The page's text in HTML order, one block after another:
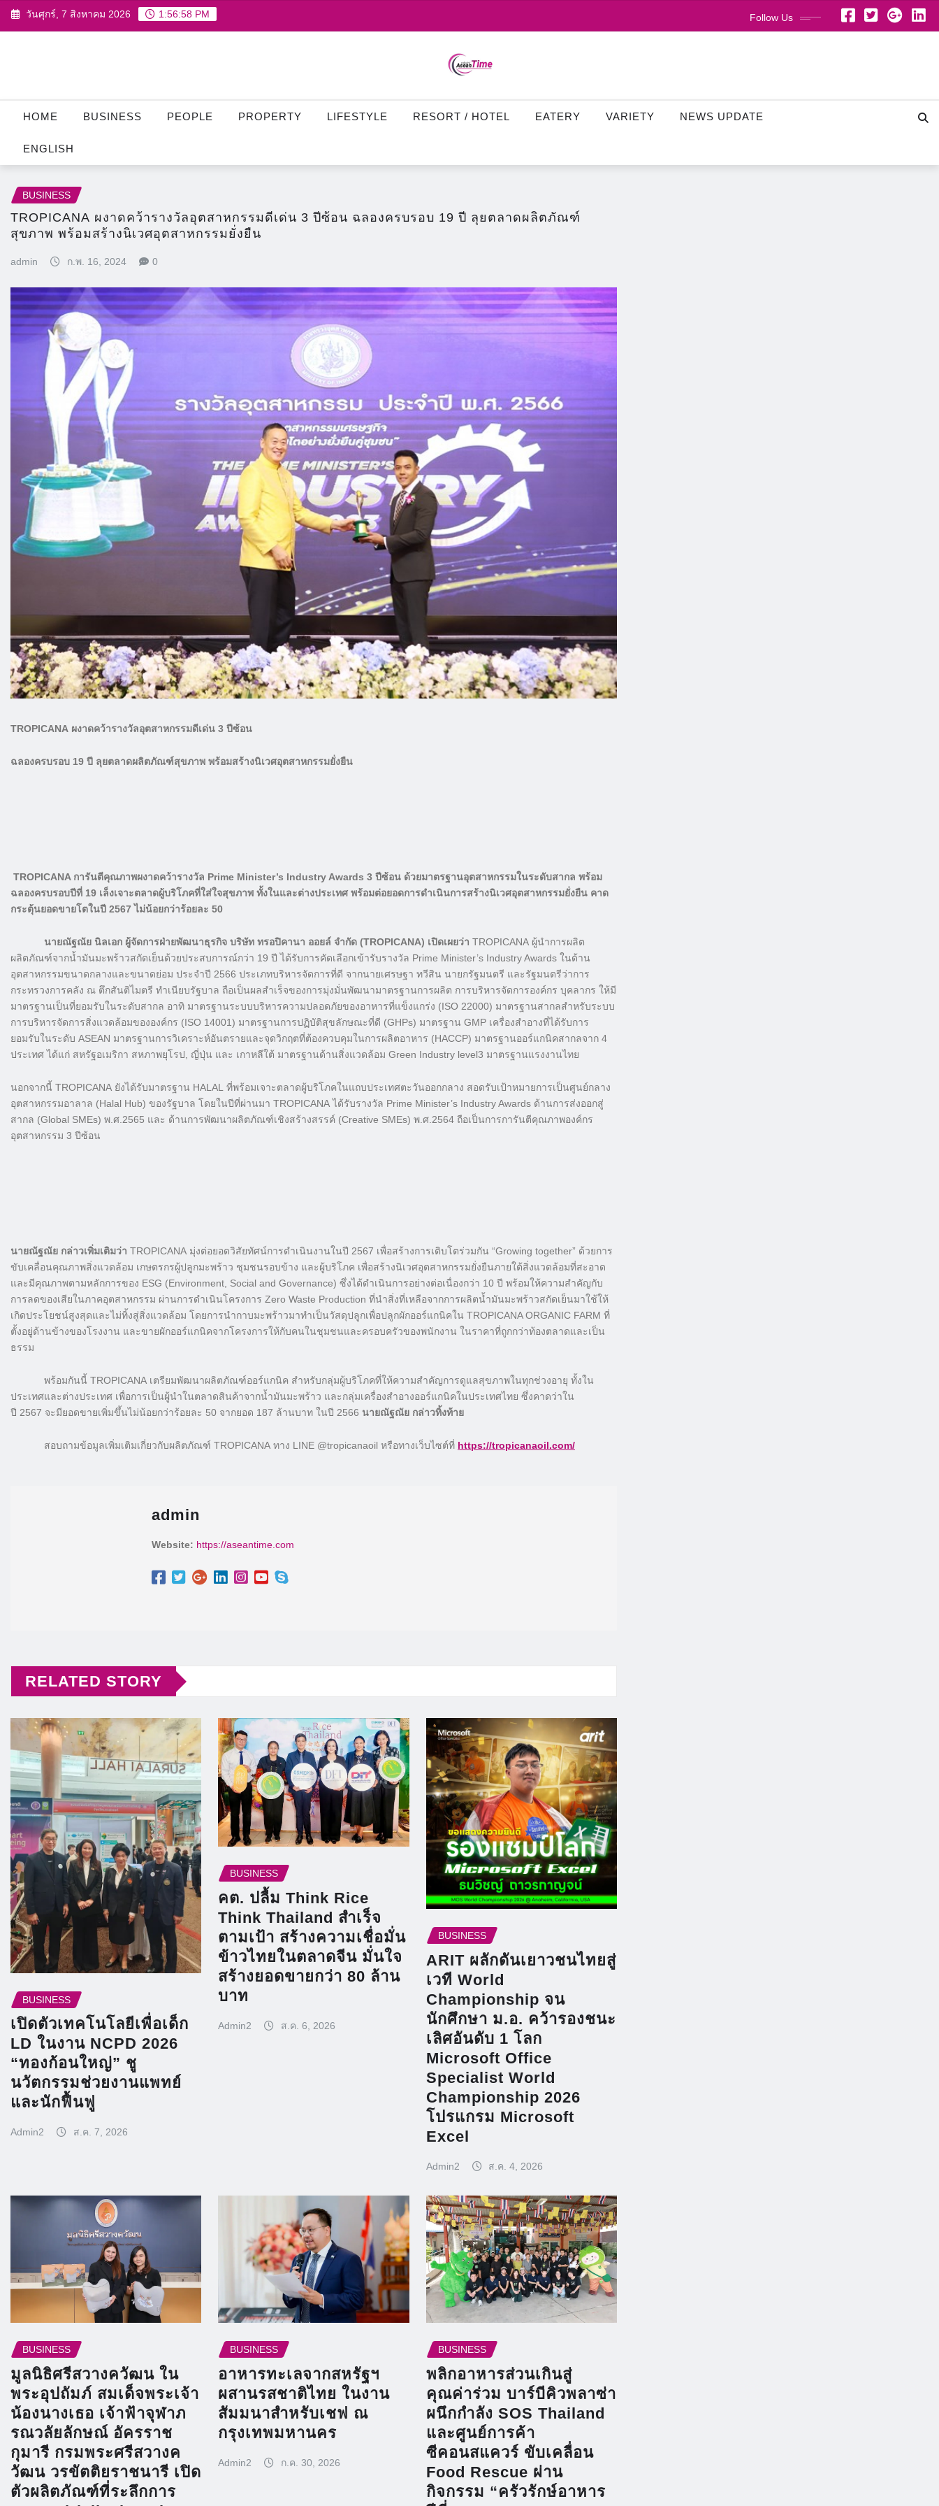
Skip วันศุกร์, 7 สิงหาคม 2026 1:56:59 PM Follow Us
HOME BUSINESS PEOPLE PROPERTY LIFESTYLE RESORT / HOTEL EATERY VARIETY NEWS UPDATE
ENGLISH
BUSINESS
TROPICANA ผงาดคว้ารางวัลอุตสาหกรรมดีเด่น 3 ปีซ้อน ฉลองครบรอบ 19 ปี ลุยตลาดผลิตภัณฑ์
สุขภาพ พร้อมสร้างนิเวศอุตสาหกรรมยั่งยืน
admin ก.พ. 16, 2024 0
TROPICANA ผงาดคว้ารางวัลอุตสาหกรรมดีเด่น 3 ปีซ้อน
ฉลองครบรอบ 19 ปี ลุยตลาดผลิตภัณฑ์สุขภาพ พร้อมสร้างนิเวศอุตสาหกรรมยั่งยืน
TROPICANA การันตีคุณภาพผงาดคว้ารางวัล Prime Minister’s Industry Awards 3 ปีซ้อน ด้วยมาตรฐานอุตสาหกรรมในระดับสากล พร้อม
ฉลองครบรอบปีที่ 19 เล็งเจาะตลาดผู้บริโภคที่ใส่ใจสุขภาพ ทั้งในและต่างประเทศ พร้อมต่อยอดการดำเนินการสร้างนิเวศอุตสาหกรรมยั่งยืน คาด
กระตุ้นยอดขายโตในปี 2567 ไม่น้อยกว่าร้อยละ 50
นายณัฐณัย นิลเอก ผู้จัดการฝ่ายพัฒนาธุรกิจ บริษัท ทรอปิคานา ออยล์ จำกัด (TROPICANA) เปิดเผยว่า TROPICANA ผู้นำการผลิต
ผลิตภัณฑ์จากน้ำมันมะพร้าวสกัดเย็นด้วยประสบการณ์กว่า 19 ปี ได้รับการคัดเลือกเข้ารับรางวัล Prime Minister’s Industry Awards ในด้าน
อุตสาหกรรมขนาดกลางและขนาดย่อม ประจำปี 2566 ประเภทบริหารจัดการที่ดี จากนายเศรษฐา ทวีสิน นายกรัฐมนตรี และรัฐมนตรีว่าการ
กระทรวงการคลัง ณ ตึกสันติไมตรี ทำเนียบรัฐบาล ถือเป็นผลสำเร็จของการมุ่งมั่นพัฒนามาตรฐานการผลิต การบริหารจัดการองค์กร บุคลากร ให้มี
มาตรฐานเป็นที่ยอมรับในระดับสากล อาทิ มาตรฐานระบบบริหารความปลอดภัยของอาหารที่แข็งแกร่ง (ISO 22000) มาตรฐานสากลสำหรับระบบ
การบริหารจัดการสิ่งแวดล้อมขององค์กร (ISO 14001) มาตรฐานการปฏิบัติสุขลักษณะที่ดี (GHPs) มาตรฐาน GMP เครื่องสำอางที่ได้รับการ
ยอมรับในระดับ ASEAN มาตรฐานการวิเคราะห์อันตรายและจุดวิกฤตที่ต้องควบคุมในการผลิตอาหาร (HACCP) มาตรฐานออร์แกนิคสากลจาก 4
ประเทศ ได้แก่ สหรัฐอเมริกา สหภาพยุโรป, ญี่ปุ่น และ เกาหลีใต้ มาตรฐานด้านสิ่งแวดล้อม Green Industry level3 มาตรฐานแรงงานไทย
นอกจากนี้ TROPICANA ยังได้รับมาตรฐาน HALAL ที่พร้อมเจาะตลาดผู้บริโภคในแถบประเทศตะวันออกกลาง สอดรับเป้าหมายการเป็นศูนย์กลาง
อุตสาหกรรมอาลาล (Halal Hub) ของรัฐบาล โดยในปีที่ผ่านมา TROPICANA ได้รับรางวัล Prime Minister’s Industry Awards ด้านการส่งออกสู่
สากล (Global SMEs) พ.ศ.2565 และ ด้านการพัฒนาผลิตภัณฑ์เชิงสร้างสรรค์ (Creative SMEs) พ.ศ.2564 ถือเป็นการการันตีคุณภาพองค์กร
อุตสาหกรรม 3 ปีซ้อน
นายณัฐณัย กล่าวเพิ่มเติมว่า TROPICANA มุ่งต่อยอดวิสัยทัศน์การดำเนินงานในปี 2567 เพื่อสร้างการเติบโตร่วมกัน “Growing together” ด้วยการ
ขับเคลื่อนคุณภาพสิ่งแวดล้อม เกษตรกรผู้ปลูกมะพร้าว ชุมชนรอบข้าง และผู้บริโภค เพื่อสร้างนิเวศอุตสาหกรรมยั่งยืนภายใต้สิ่งแวดล้อมที่สะอาด
และมีคุณภาพตามหลักการของ ESG (Environment, Social and Governance) ซึ่งได้ดำเนินการอย่างต่อเนื่องกว่า 10 ปี พร้อมให้ความสำคัญกับ
การลดของเสียในภาคอุตสาหกรรม ผ่านการดำเนินโครงการ Zero Waste Production ที่นำสิ่งที่เหลือจากการผลิตน้ำมันมะพร้าวสกัดเย็นมาใช้ให้
เกิดประโยชน์สูงสุดและไม่ทิ้งสู่สิ่งแวดล้อม โดยการนำกาบมะพร้าวมาทำเป็นวัสดุปลูกเพื่อปลูกผักออร์แกนิคใน TROPICANA ORGANIC FARM ที่
ตั้งอยู่ด้านข้างของโรงงาน และขายผักออร์แกนิคจากโครงการให้กับคนในชุมชนและครอบครัวของพนักงาน ในราคาที่ถูกกว่าท้องตลาดและเป็น
ธรรม
พร้อมกันนี้ TROPICANA เตรียมพัฒนาผลิตภัณฑ์ออร์แกนิค สำหรับกลุ่มผู้บริโภคที่ให้ความสำคัญการดูแลสุขภาพในทุกช่วงอายุ ทั้งใน
ประเทศและต่างประเทศ เพื่อการเป็นผู้นำในตลาดสินค้าจากน้ำมันมะพร้าว และกลุ่มเครื่องสำอางออร์แกนิคในประเทศไทย ซึ่งคาดว่าใน
ปี 2567 จะมียอดขายเพิ่มขึ้นไม่น้อยกว่าร้อยละ 50 จากยอด 187 ล้านบาท ในปี 2566 นายณัฐณัย กล่าวทิ้งท้าย
สอบถามข้อมูลเพิ่มเติมเกี่ยวกับผลิตภัณฑ์ TROPICANA ทาง LINE @tropicanaoil หรือทางเว็บไซต์ที่ https://tropicanaoil.com/
admin
Website: https://aseantime.com
RELATED STORY
BUSINESS
เปิดตัวเทคโนโลยีเพื่อเด็ก
LD ในงาน NCPD 2026
“ทองก้อนใหญ่” ชู
นวัตกรรมช่วยงานแพทย์
และนักฟื้นฟู
Admin2 ส.ค. 7, 2026
BUSINESS
คต. ปลื้ม Think Rice
Think Thailand สำเร็จ
ตามเป้า สร้างความเชื่อมั่น
ข้าวไทยในตลาดจีน มั่นใจ
สร้างยอดขายกว่า 80 ล้าน
บาท
Admin2 ส.ค. 6, 2026
BUSINESS
ARIT ผลักดันเยาวชนไทยสู่
เวที World
Championship จน
นักศึกษา ม.อ. คว้ารองชนะ
เลิศอันดับ 1 โลก
Microsoft Office
Specialist World
Championship 2026
โปรแกรม Microsoft
Excel
Admin2 ส.ค. 4, 2026
BUSINESS
มูลนิธิศรีสวางควัฒน ใน
พระอุปถัมภ์ สมเด็จพระเจ้า
น้องนางเธอ เจ้าฟ้าจุฬาภ
รณวลัยลักษณ์ อัครราช
กุมารี กรมพระศรีสวางค
วัฒน วรขัตติยราชนารี เปิด
ตัวผลิตภัณฑ์ที่ระลึกการ
BUSINESS
อาหารทะเลจากสหรัฐฯ
ผสานรสชาติไทย ในงาน
สัมมนาสำหรับเชฟ ณ
กรุงเทพมหานคร
Admin2 ก.ค. 30, 2026
BUSINESS
พลิกอาหารส่วนเกินสู่
คุณค่าร่วม บาร์บีคิวพลาซ่า
ผนึกกำลัง SOS Thailand
และศูนย์การค้า
ซีคอนสแควร์ ขับเคลื่อน
Food Rescue ผ่าน
กิจกรรม “ครัวรักษ์อาหาร